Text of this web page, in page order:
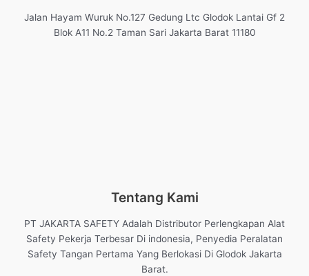
Jalan Hayam Wuruk No.127 Gedung Ltc Glodok Lantai Gf 2
Blok A11 No.2 Taman Sari Jakarta Barat 11180
Tentang Kami
PT JAKARTA SAFETY Adalah Distributor Perlengkapan Alat
Safety Pekerja Terbesar Di indonesia, Penyedia Peralatan
Safety Tangan Pertama Yang Berlokasi Di Glodok Jakarta
Barat.